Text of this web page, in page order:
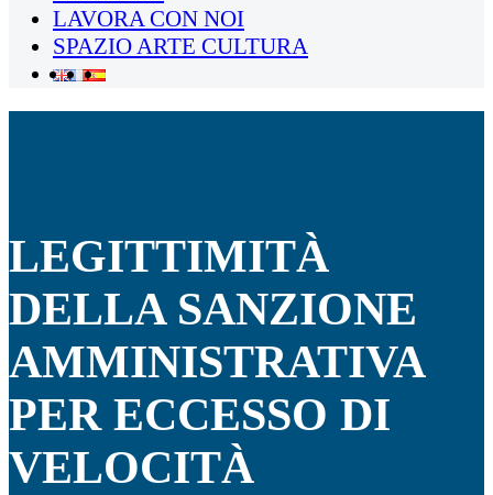
LAVORA CON NOI
SPAZIO ARTE CULTURA
LEGITTIMITÀ
DELLA SANZIONE
AMMINISTRATIVA
PER ECCESSO DI
VELOCITÀ